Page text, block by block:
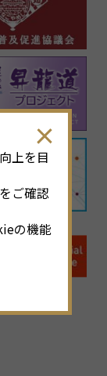
上を目
ご確認
の機能